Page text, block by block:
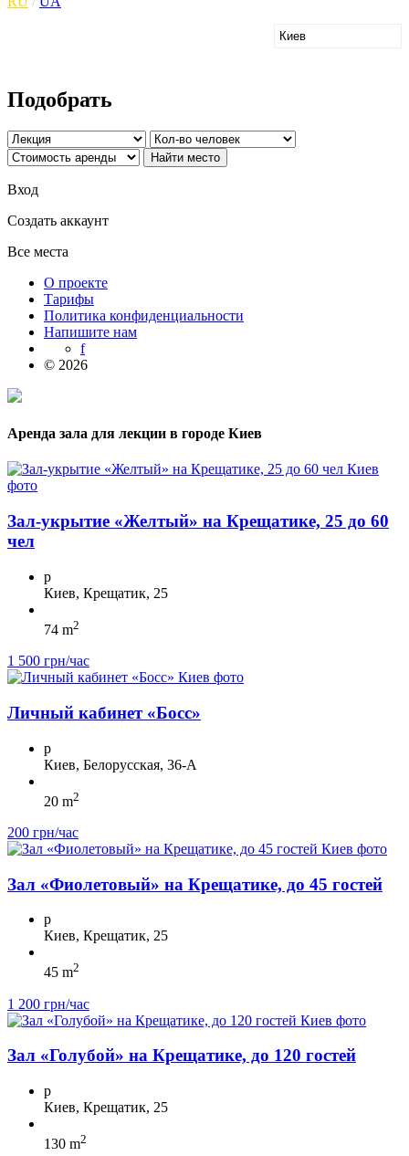
Подобрать
Вход
Создать аккаунт
Все места
О проекте
Тарифы
Политика конфиденциальности
Напишите нам
f
© 2026
Аренда зала для лекции в городе Киев
Зал-укрытие «Желтый» на Крещатике, 25 до 60
чел
p
Киев, Крещатик, 25
74 m2
1 500 грн/час
Личный кабинет «Босс»
p
Киев, Белорусская, 36-А
20 m2
200 грн/час
Зал «Фиолетовый» на Крещатике, до 45 гостей
p
Киев, Крещатик, 25
45 m2
1 200 грн/час
Зал «Голубой» на Крещатике, до 120 гостей
p
Киев, Крещатик, 25
130 m2